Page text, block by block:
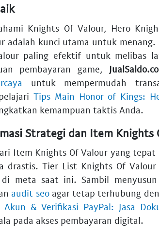
Knights Of Valour, Hero
adalah kunci utama untuk menang.
paling efektif untuk melibas
pembayaran game,
untuk mempermudah
Tips Main Honor of Kings:
kemampuan taktis Anda.
Strategi dan Item Knights
Item Knights Of Valour yang
drastis. Tier List Knights Of
meta saat ini. Sambil
audit seoagar tetap terhubung
& Verifikasi PayPal: Jasa
pada akses pembayaran digital.